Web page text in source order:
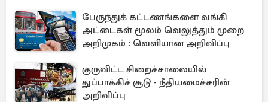
பேருந்துக் கட்டணங்களை வங்கி
அட்டைகள் மூலம் வெலுத்தும் முறை
அறிமுகம் : வெளியான அறிவிப்பு
குருவிட்ட சிறைச்சாலையில்
துப்பாக்கிச் சூடு - நீதியமைச்சரின்
அறிவிப்பு